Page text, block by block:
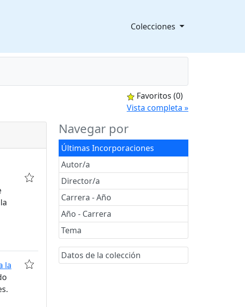
Colecciones
desplegable
Favoritos (0)
Vista completa »
Navegar por
Últimas Incorporaciones
Autor/a
Director/a
Carrera - Año
Año - Carrera
Tema
Datos de la colección
la